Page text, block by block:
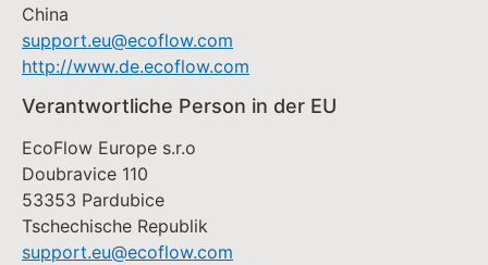
China
support.eu@ecoflow.com
http://www.de.ecoflow.com
Verantwortliche Person in der EU
EcoFlow Europe s.r.o
Doubravice 110
53353 Pardubice
Tschechische Republik
support.eu@ecoflow.com